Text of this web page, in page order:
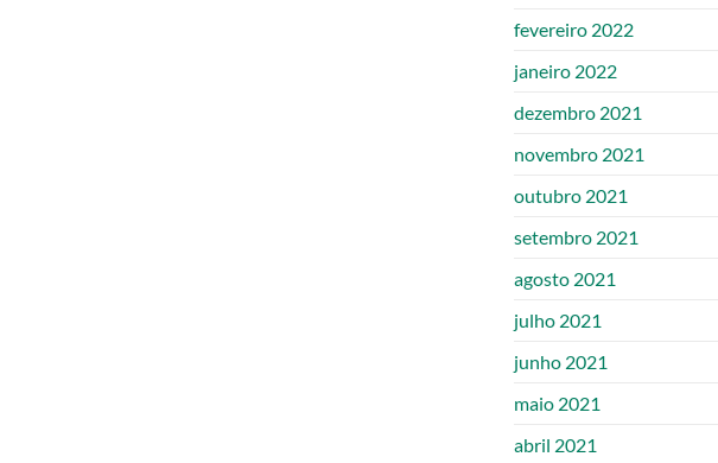
fevereiro 2022
janeiro 2022
dezembro 2021
novembro 2021
outubro 2021
setembro 2021
agosto 2021
julho 2021
junho 2021
maio 2021
abril 2021